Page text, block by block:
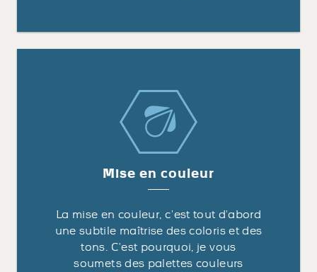
Mise en couleur
La mise en couleur, c’est tout d’abord
une subtile maîtrise des coloris et des
tons. C’est pourquoi, je vous
soumets des palettes couleurs